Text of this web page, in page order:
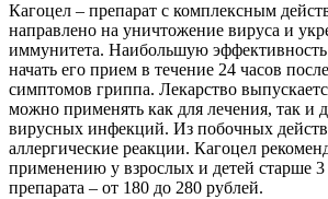
Кагоцел – препарат с комплексным
направлено на уничтожение вируса и
иммунитета. Наибольшую эффективность
начать его прием в течение 24 часов
симптомов гриппа. Лекарство
можно применять как для лечения, так и
вирусных инфекций. Из побочных
аллергические реакции. Кагоцел
применению у взрослых и детей старше 3
препарата – от 180 до 280 рублей.